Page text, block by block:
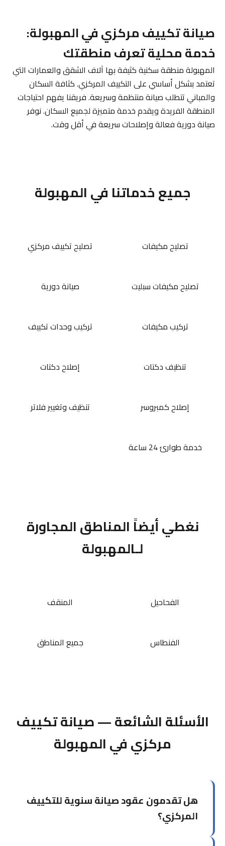
صيانة تكييف مركزي في المهبولة:
خدمة محلية تعرف منطقتك
المهبولة منطقة سكنية كثيفة بها آلاف الشقق والعمارات التي
تعتمد بشكل أساسي على التكييف المركزي. كثافة السكان
والمباني تتطلب صيانة منتظمة وسريعة. فريقنا يفهم احتياجات
المنطقة الفريدة ويقدم خدمة متميزة لجميع السكان. نوفر
صيانة دورية فعالة وإصلاحات سريعة في أقل وقت.
جميع خدماتنا في المهبولة
تصليح مكيفات تصليح تكييف مركزي
تصليح مكيفات سبليت صيانة دورية
تركيب مكيفات تركيب وحدات تكييف
تنظيف دكتات إصلاح دكتات
إصلاح كمبروسر تنظيف وتغيير فلاتر
خدمة طوارئ 24 ساعة
نغطي أيضاً المناطق المجاورة
لـالمهبولة
الفحاحيل المنقف
الفنطاس جميع المناطق
الأسئلة الشائعة — صيانة تكييف
مركزي في المهبولة
هل تقدمون عقود صيانة سنوية للتكييف
المركزي؟